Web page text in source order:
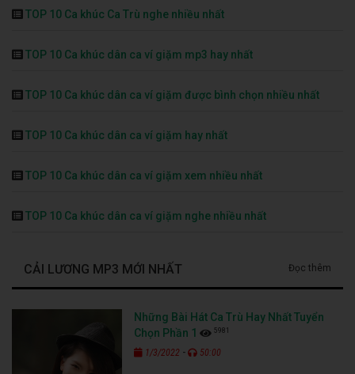
TOP 10 Ca khúc Ca Trù nghe nhiều nhất
TOP 10 Ca khúc dân ca ví giặm mp3 hay nhất
TOP 10 Ca khúc dân ca ví giặm được bình chọn nhiều nhất
TOP 10 Ca khúc dân ca ví giặm hay nhất
TOP 10 Ca khúc dân ca ví giặm xem nhiều nhất
TOP 10 Ca khúc dân ca ví giặm nghe nhiều nhất
CẢI LƯƠNG MP3 MỚI NHẤT Đọc thêm
Những Bài Hát Ca Trù Hay Nhất Tuyển
Chọn Phần 1
5981
1/3/2022 - 50:00